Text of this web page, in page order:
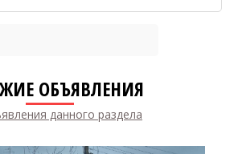
ОБЪЯВЛЕНИЯ
данного раздела